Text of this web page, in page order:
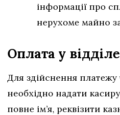
інформації про
нерухоме майно
Оплата у
Для здійснення платежу
необхідно надати
повне ім’я, реквізити